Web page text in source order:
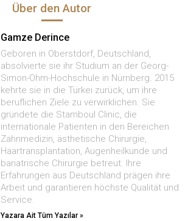
Über den Autor
Gamze Derince
Geboren in Oberstdorf, Deutschland,
absolvierte sie ihr Studium an der Georg-
Simon-Ohm-Hochschule in Nürnberg. 2015
kehrte sie in die Türkei zurück, um ihre
beruflichen Ziele zu verwirklichen. Sie
gründete die Stamboul Clinic, die
internationale Patienten in den Bereichen
Zahnmedizin, ästhetische Chirurgie,
Haartransplantation, Augenheilkunde und
bariatrische Chirurgie betreut. Ihre
Erfahrungen aus Deutschland prägen ihre
Arbeit und garantieren höchste Qualität und
Service.
Yazara Ait Tüm Yazılar »